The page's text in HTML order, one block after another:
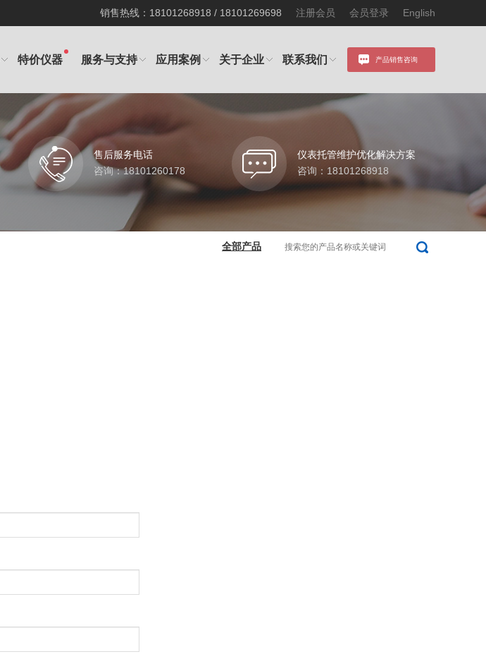
销售热线：18101268918 / 18101269698 注册会员 会员登录 English
产品销售咨询
特价仪器 服务与支持 应用案例 关于企业 联系我们
售后服务电话
咨询：18101260178
仪表托管维护优化解决方案
咨询：18101268918
全部产品